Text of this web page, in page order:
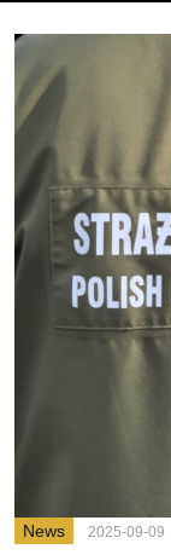
News 2025-09-09